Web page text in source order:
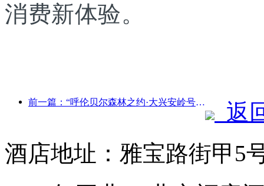
消费新体验。
前一篇：“呼伦贝尔森林之约·大兴安岭号--星光列车·天翼之旅”旅游专列首发
返
酒店地址：雅宝路街甲5